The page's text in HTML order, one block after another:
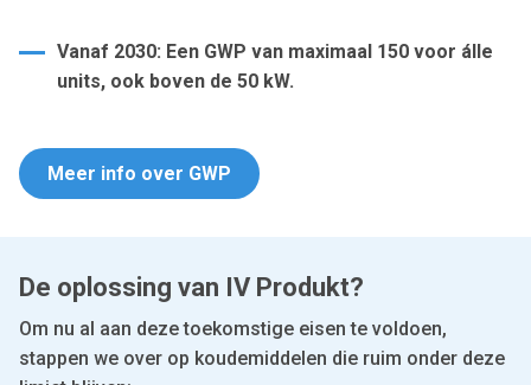
Vanaf 2030: Een GWP van maximaal 150 voor álle
units, ook boven de 50 kW.
Meer info over GWP
De oplossing van IV Produkt?
Om nu al aan deze toekomstige eisen te voldoen,
stappen we over op koudemiddelen die ruim onder deze